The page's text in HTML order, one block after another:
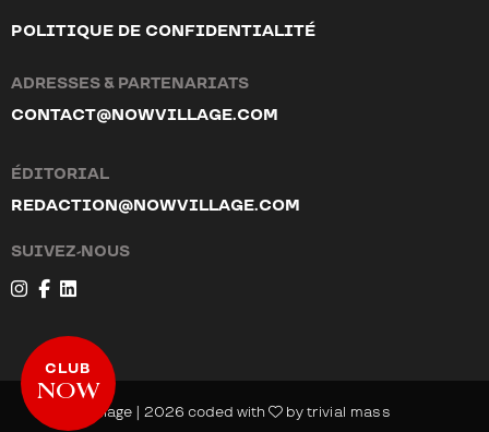
CLUB
NOW
POLITIQUE DE CONFIDENTIALITÉ
ADRESSES & PARTENARIATS
CONTACT@NOWVILLAGE.COM
ÉDITORIAL
REDACTION@NOWVILLAGE.COM
SUIVEZ-NOUS
© NOW Village | 2026 coded with bytrivial mass